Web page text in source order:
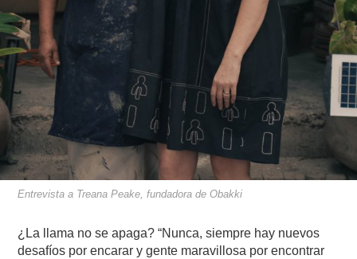
Entrevista a Treana Peake, fundadora de Obakki
¿La llama no se apaga? “Nunca, siempre hay nuevos
desafíos por encarar y gente maravillosa por encontrar